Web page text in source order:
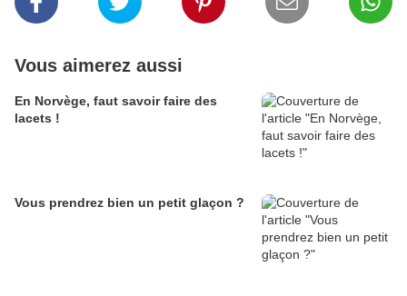
Vous aimerez aussi
En Norvège, faut savoir faire des
lacets !
Vous prendrez bien un petit glaçon ?